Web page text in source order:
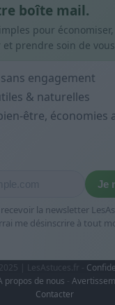
ménagers :
sans acheter 10
mensuel : méthode
son salaire dès le
2026
10 minutes par jour
2026
| LesAstuces.fr -
propos de nous -
Contacter
boîte mail.
pour
et prendre soin de
sans engagement
& naturelles
être, économies
Je
recevoir la newsletter
me désinscrire à tout